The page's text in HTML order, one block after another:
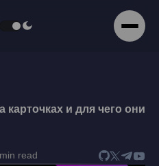
карточках и для чего они
read